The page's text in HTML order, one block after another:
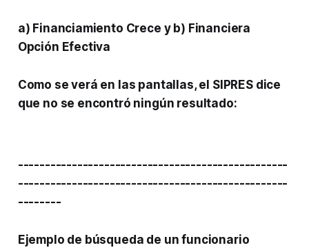
a) Financiamiento Crece y b) Financiera
Opción Efectiva
Como se verá en las pantallas, el SIPRES dice
que no se encontró ningún resultado:
--------------------------------------------------
--------------------------------------------------
--------
Ejemplo de búsqueda de unfuncionario